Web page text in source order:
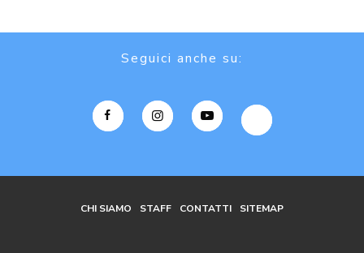
Seguici anche su:
CHI SIAMO STAFF CONTATTI SITEMAP